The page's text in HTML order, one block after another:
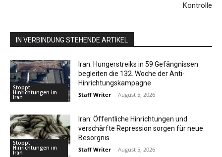
Kontrolle
IN VERBINDUNG STEHENDE ARTIKEL
Stoppt
Hinrichtungen im
Iran
Iran: Hungerstreiks in 59 Gefängnissen
begleiten die 132. Woche der Anti-
Hinrichtungskampagne
Staff Writer - August 5, 2026
Stoppt
Hinrichtungen im
Iran
Iran: Öffentliche Hinrichtungen und
verschärfte Repression sorgen für neue
Besorgnis
Staff Writer - August 5, 2026